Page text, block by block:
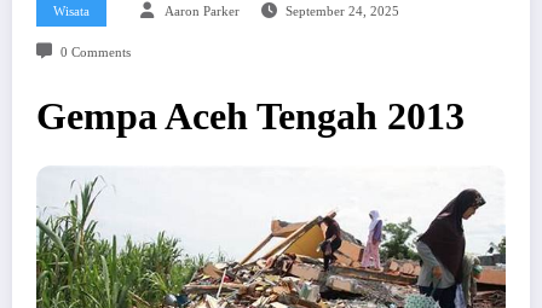
Wisata Aaron Parker September 24, 2025
0 Comments
Gempa Aceh Tengah 2013